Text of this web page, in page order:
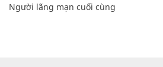
Người lãng mạn cuối cùng